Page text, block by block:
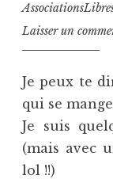
Laisser un
Je peux te
qui se
Je suis
(mais avec
lol !!)